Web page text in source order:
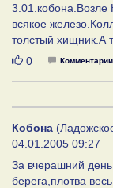
3.01.кобона.Возле
всякое
толстый хищник.А
Нравится
0
Кобона
04.01.2005 09:27
За вчерашний
берега,плотва